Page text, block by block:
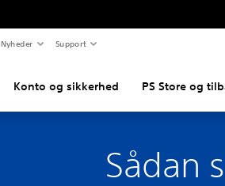
Nyheder Support
Konto og sikkerhed PS Store og
Sådan